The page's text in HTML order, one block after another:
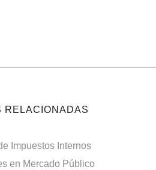
RELACIONADAS
Impuestos Internos
en Mercado Público